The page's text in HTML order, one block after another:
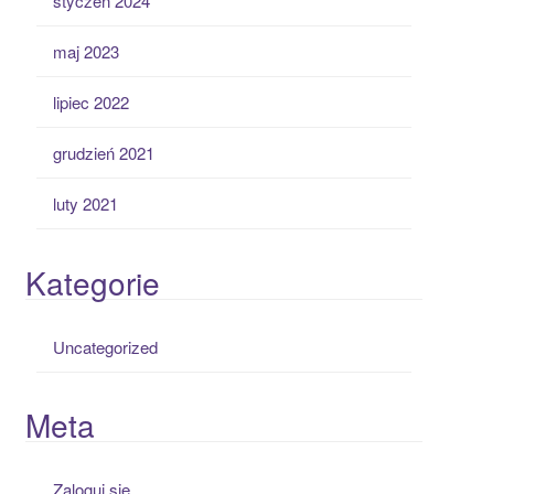
maj 2023
lipiec 2022
grudzień 2021
luty 2021
Kategorie
Uncategorized
Meta
Zaloguj się